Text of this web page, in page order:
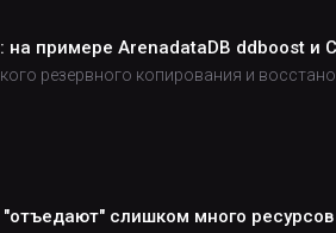
примере ArenadataDB ddboost и
резервного копирования и
слишком много ресурсов